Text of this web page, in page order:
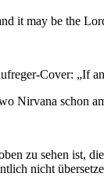
it may be the
Cover: „If
Nirvana schon
zu sehen ist, die
nicht